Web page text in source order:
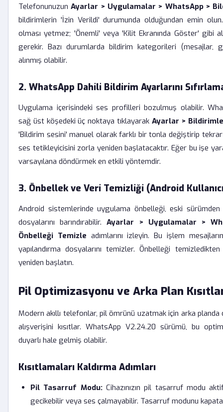
TelefonunuzunAyarlar > Uygulamalar > WhatsApp >
bildirimlerin 'İzin Verildi' durumunda olduğundan emin
olması yetmez; 'Önemli' veya 'Kilit Ekranında Göster' gibi
gerekir. Bazı durumlarda bildirim kategorileri (mesajlar,
alınmış olabilir.
2. WhatsApp Dahili Bildirim Ayarlarını
Uygulama içerisindeki ses profilleri bozulmuş olabilir.
sağ üst köşedeki üç noktaya tıklayarak Ayarlar >
'Bildirim sesini' manuel olarak farklı bir tonla değiştirip
ses tetikleyicisini zorla yeniden başlatacaktır. Eğer bu işe
varsayılana döndürmek en etkili yöntemdir.
3. Önbellek ve Veri Temizliği (Android
Android sistemlerinde uygulama önbelleği, eski sürümden
dosyalarını barındırabilir.Ayarlar > Uygulamalar >
Önbelleği Temizle adımlarını izleyin. Bu işlem
yapılandırma dosyalarını temizler. Önbelleği
yeniden başlatın.
Pil Optimizasyonu ve Arka Plan
Modern akıllı telefonlar, pil ömrünü uzatmak için arka planda
alışverişini kısıtlar. WhatsApp V2.24.20 sürümü, bu
duyarlı hale gelmiş olabilir.
Kısıtlamaları Kaldırma Adımları
Pil Tasarruf Modu:Cihazınızın pil tasarruf modu
gecikebilir veya ses çalmayabilir. Tasarruf modunu